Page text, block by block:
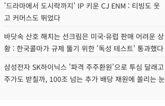
'드라마에서 도시락까지' IP 키운 CJ ENM : 티빙도 웃
고 커머스도 뛰었다
바닷속 산호 해치는 선크림은 미국·유럽 판매 어려운 상
황 : 한국콜마가 규제 뚫기 위한 '독성 테스트' 통과했다
삼성전자 SK하이닉스 '파격 주주환원'으로 투심 달래고
주가도 받칠까, 100조 넘는 추가 배당 재원에 쏠리는 눈